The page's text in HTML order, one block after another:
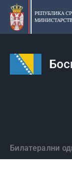
Прескочи
главни
део
РЕПУБЛИКА
Државе
Билатерални